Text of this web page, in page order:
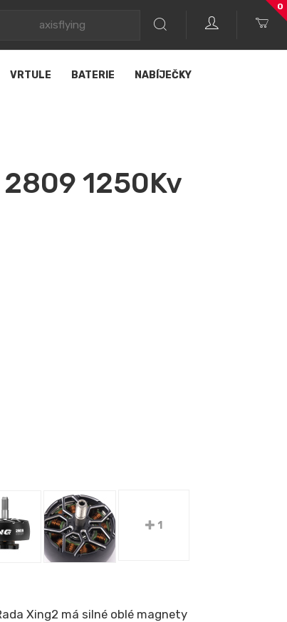
0
VRTULE BATERIE NABÍJEČKY
1250Kv
1
Xing2 má silné oblé magnety